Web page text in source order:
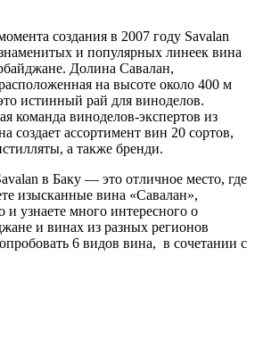
создания в 2007 году Savalan
и популярных линеек вина
Долина Савалан,
на высоте около 400 м
истинный рай для виноделов.
команда виноделов-экспертов из
создает ассортимент вин 20 сортов,
а также бренди.
в Баку — это отличное место, где
изысканные вина «Савалан»,
и узнаете много интересного о
и винах из разных регионов
6 видов вина, в сочетании с